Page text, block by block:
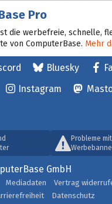
Pro
die werbefreie, schnelle,
von ComputerBase. Mehr
Bluesky
Instagram
Probleme
GmbH
Mediadaten
Vertrag
Datenschutz